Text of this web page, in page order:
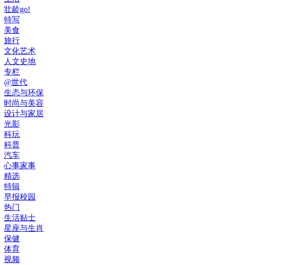
壮龄go!
特写
美食
旅行
文化艺术
人文史地
专栏
@世代
生态与环保
时尚与美容
设计与家居
光影
科玩
科普
汽车
心事家事
精选
特辑
早报校园
热门
生活贴士
星座与生肖
保健
体育
视频